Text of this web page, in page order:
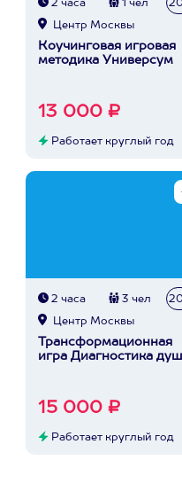
2 часа 1 чел
Центр Москвы
Коучинговая игровая
методика Универсум
13 000 ₽
Работает круглый год
2 часа 3 чел
Центр Москвы
Трансформационная
игра Диагностика
15 000 ₽
Работает круглый год